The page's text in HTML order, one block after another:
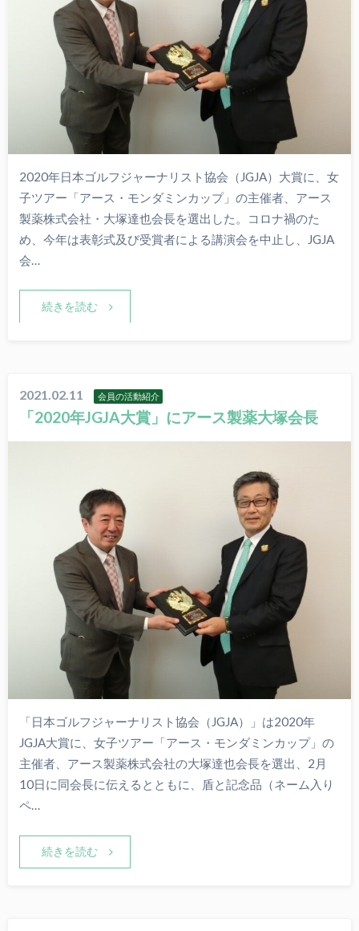
2020年日本ゴルフジャーナリスト協会（JGJA）大賞に、女
子ツアー「アース・モンダミンカップ」の主催者、アース
製薬株式会社・大塚達也会長を選出した。コロナ禍のた
め、今年は表彰式及び受賞者による講演会を中止し、JGJA
会…
続きを読む
2021.02.11 会員の活動紹介
「2020年JGJA大賞」にアース製薬大塚会長
「日本ゴルフジャーナリスト協会（JGJA）」は2020年
JGJA大賞に、女子ツアー「アース・モンダミンカップ」の
主催者、アース製薬株式会社の大塚達也会長を選出、2月
10日に同会長に伝えるとともに、盾と記念品（ネーム入り
ペ…
続きを読む